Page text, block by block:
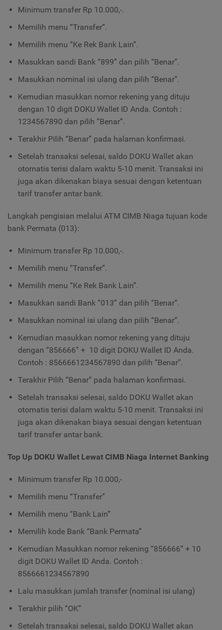
Minimum transfer Rp 10.000,-.
Memilih menu “Transfer”.
Memilih menu “Ke Rek Bank Lain”.
Masukkan sandi Bank “899” dan pilih “Benar”.
Masukkan nominal isi ulang dan pilih “Benar”.
Kemudian masukkan nomor rekening yang dituju
dengan 10 digit DOKU Wallet ID Anda. Contoh :
1234567890 dan pilih “Benar”.
Terakhir Pilih “Benar” pada halaman konfirmasi.
Setelah transaksi selesai, saldo DOKU Wallet akan
otomatis terisi dalam waktu 5-10 menit. Transaksi ini
juga akan dikenakan biaya sesuai dengan ketentuan
tarif transfer antar bank.
Langkah pengisian melalui ATM CIMB Niaga tujuan kode
bank Permata (013):
Minimum transfer Rp 10.000,-.
Memilih menu “Transfer”.
Memilih menu “Ke Rek Bank Lain”.
Masukkan sandi Bank “013” dan pilih “Benar”.
Masukkan nominal isi ulang dan pilih “Benar”.
Kemudian masukkan nomor rekening yang dituju
dengan “856666” + 10 digit DOKU Wallet ID Anda.
Contoh : 8566661234567890 dan pilih “Benar”.
Terakhir Pilih “Benar” pada halaman konfirmasi.
Setelah transaksi selesai, saldo DOKU Wallet akan
otomatis terisi dalam waktu 5-10 menit. Transaksi ini
juga akan dikenakan biaya sesuai dengan ketentuan
tarif transfer antar bank.
Top Up DOKU Wallet Lewat CIMB Niaga Internet Banking
Minimum transfer Rp 10.000,-
Memilih menu “Transfer”
Memilih menu “Bank Lain”
Memilih kode Bank “Bank Permata”
Kemudian Masukkan nomor rekening “856666” + 10
digit DOKU Wallet ID Anda. Contoh :
8566661234567890
Lalu masukkan jumlah transfer (nominal isi ulang)
Terakhir pilih “OK”
Setelah transaksi selesai, saldo DOKU Wallet akan